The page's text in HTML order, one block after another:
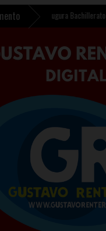
inaugura Bachillerato Nacional